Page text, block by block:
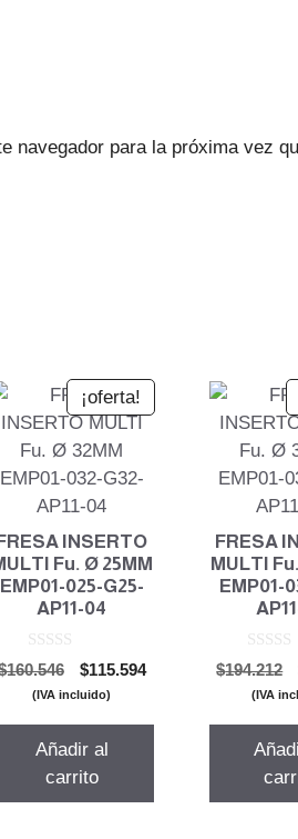
navegador para la próxima vez
¡oferta!
INSERTO
Fu. Ø 25MM
EMP01-025-G25-
AP11-04
0
d
e
160.546
El
precio
era:
$160.546.
$115.594El
(IVA incluido)
Añadir al
carrito
FRESA
MULTI
EMP01-
0
d
e
$194.212
(IVA